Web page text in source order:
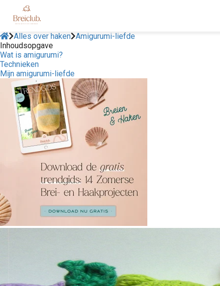
Alles over haken Amigurumi-liefde
Inhoudsopgave
Wat is amigurumi?
Technieken
Mijn amigurumi-liefde